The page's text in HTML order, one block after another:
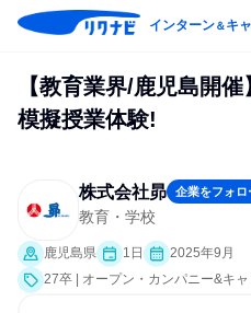
インターン＆キ
【教育業界/鹿児島開
模擬授業体験!
株式会社昴 企業をフォロ
教育・学校
鹿児島県 1日
2025年9月
27卒 | オープン・カンパニー&キ